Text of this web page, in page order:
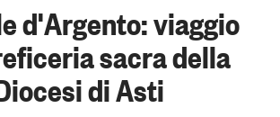
d'Argento: viaggio
sacra della
di Asti